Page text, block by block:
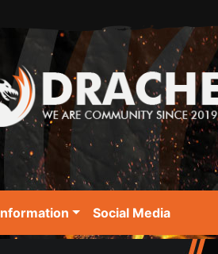
Social Media